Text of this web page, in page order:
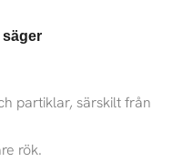
partiklar, särskilt från
rök.